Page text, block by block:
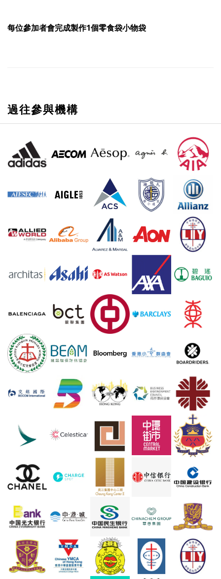
每位參加者會完成製作1個零食袋小物袋
過往參與機構